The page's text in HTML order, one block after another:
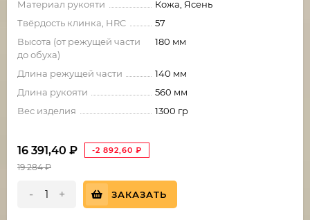
Материал рукояти
Кожа, Ясень
Твёрдость клинка, HRC
57
Высота (от режущей части
до обуха)
180 мм
Длина режущей части
140 мм
Длина рукояти
560 мм
Вес изделия
1300 гр
16 391,40 ₽ -2 892,60 ₽
19 284₽
- + ЗАКАЗАТЬ